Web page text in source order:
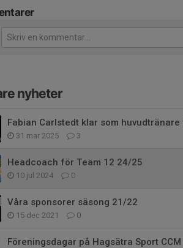
nyheter
Fabian Carlstedt klar som
31 mar 2025 3
Headcoach för Team 12 24/25
10 jul 2024 0
Våra sponsorer säsong 21/22
15 dec 2021 0
Föreningsdagar på Hagsätra Sport